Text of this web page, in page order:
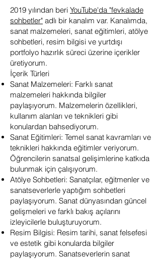
2019 yılından beri YouTube'da "fevkalade
sohbetler" adlı bir kanalım var. Kanalımda,
sanat malzemeleri, sanat eğitimleri, atölye
sohbetleri, resim bilgisi ve yurtdışı
portfolyo hazırlık süreci üzerine içerikler
üretiyorum.
İçerik Türleri
Sanat Malzemeleri: Farklı sanat
malzemeleri hakkında bilgiler
paylaşıyorum. Malzemelerin özellikleri,
kullanım alanları ve teknikleri gibi
konulardan bahsediyorum.
Sanat Eğitimleri: Temel sanat kavramları ve
teknikleri hakkında eğitimler veriyorum.
Öğrencilerin sanatsal gelişimlerine katkıda
bulunmak için çalışıyorum.
Atölye Sohbetleri: Sanatçılar, eğitmenler ve
sanatseverlerle yaptığım sohbetleri
paylaşıyorum. Sanat dünyasından güncel
gelişmeleri ve farklı bakış açılarını
izleyicilerle buluşturuyorum.
Resim Bilgisi: Resim tarihi, sanat felsefesi
ve estetik gibi konularda bilgiler
paylaşıyorum. Sanatseverlerin sanat